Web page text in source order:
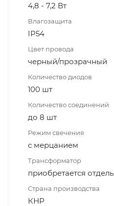
4,8 - 7,2 Вт
Влагозащита
IP54
Цвет провода
черный/прозрачный
Количество диодов
100 шт
Количество соединений
до 8 шт
Режим свечения
с мерцанием
Трансформатор
приобретается
Страна производства
КНР